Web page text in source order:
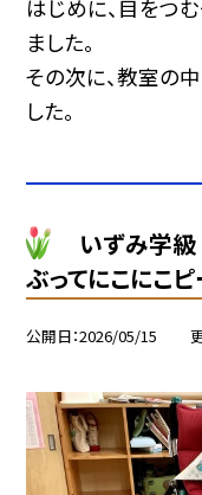
はじめに、目をつ
ました。
その次に、教室の
した。
いずみ学
ぶってにこにこピ
公開日 2026/05/15